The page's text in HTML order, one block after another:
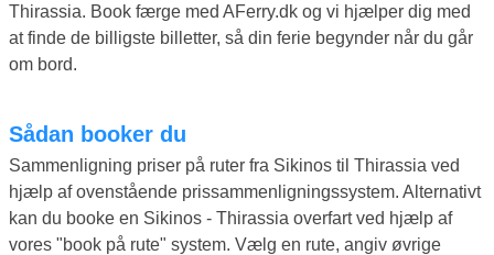
Thirassia. Book færge med AFerry.dk og vi hjælper dig med
at finde de billigste billetter, så din ferie begynder når du går
om bord.
Sådan booker du
Sammenligning priser på ruter fra Sikinos til Thirassia ved
hjælp af ovenstående prissammenligningssystem. Alternativt
kan du booke en Sikinos - Thirassia overfart ved hjælp af
vores "book på rute" system. Vælg en rute, angiv øvrige